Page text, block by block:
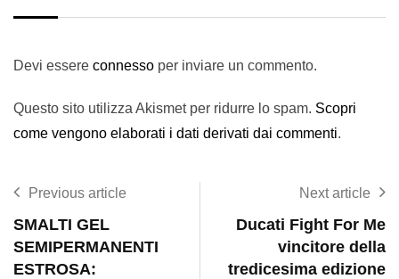
Devi essere connesso per inviare un commento.
Questo sito utilizza Akismet per ridurre lo spam. Scopri
come vengono elaborati i dati derivati dai commenti.
Previous article
SMALTI GEL
SEMIPERMANENTI
ESTROSA:
Next article
Ducati Fight For Me
vincitore della
tredicesima edizione